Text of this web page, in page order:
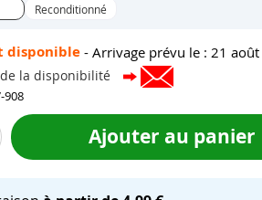
Reconditionné
disponible- Arrivage prévu le : 21
la disponibilité
908
Ajouter au panier